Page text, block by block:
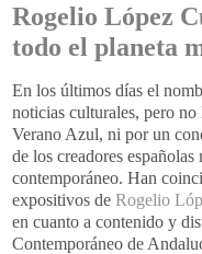
Rogelio López
todo el planeta
En los últimos días el
noticias culturales, pero
Verano Azul, ni por un
de los creadores
contemporáneo. Han
expositivos de Rogelio
en cuanto a contenido y
Contemporáneo de